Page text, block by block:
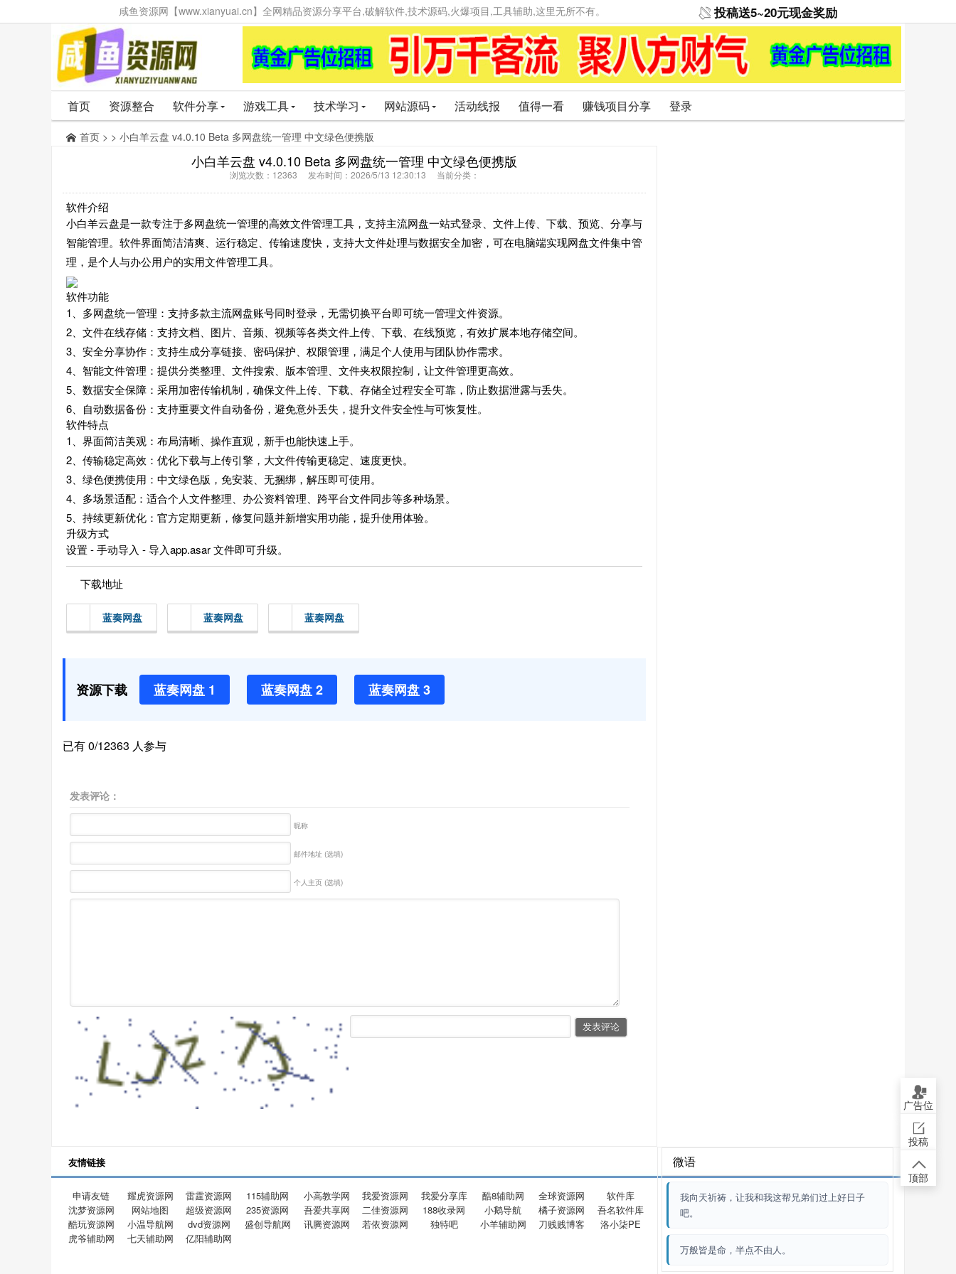
咸鱼资源网【www.xianyuai.cn】全网精品资源分享平台,破解软件,技术源码,火爆项目,工具辅助,这里无所不有。 投稿送5~20元现金奖励
首页 资源整合 软件分享 游戏工具 技术学习 网站源码 活动线报 值得一看 赚钱项目分享 登录
首页 > > 小白羊云盘 v4.0.10 Beta 多网盘统一管理 中文绿色便携版
小白羊云盘 v4.0.10 Beta 多网盘统一管理 中文绿色便携版
浏览次数：12363 发布时间：2026/5/13 12:30:13 当前分类：
软件介绍
小白羊云盘是一款专注于多网盘统一管理的高效文件管理工具，支持主流网盘一站式登录、文件上传、下载、预览、分享与
智能管理。软件界面简洁清爽、运行稳定、传输速度快，支持大文件处理与数据安全加密，可在电脑端实现网盘文件集中管
理，是个人与办公用户的实用文件管理工具。
软件功能
1、多网盘统一管理：支持多款主流网盘账号同时登录，无需切换平台即可统一管理文件资源。
2、文件在线存储：支持文档、图片、音频、视频等各类文件上传、下载、在线预览，有效扩展本地存储空间。
3、安全分享协作：支持生成分享链接、密码保护、权限管理，满足个人使用与团队协作需求。
4、智能文件管理：提供分类整理、文件搜索、版本管理、文件夹权限控制，让文件管理更高效。
5、数据安全保障：采用加密传输机制，确保文件上传、下载、存储全过程安全可靠，防止数据泄露与丢失。
6、自动数据备份：支持重要文件自动备份，避免意外丢失，提升文件安全性与可恢复性。
软件特点
1、界面简洁美观：布局清晰、操作直观，新手也能快速上手。
2、传输稳定高效：优化下载与上传引擎，大文件传输更稳定、速度更快。
3、绿色便携使用：中文绿色版，免安装、无捆绑，解压即可使用。
4、多场景适配：适合个人文件整理、办公资料管理、跨平台文件同步等多种场景。
5、持续更新优化：官方定期更新，修复问题并新增实用功能，提升使用体验。
升级方式
设置 - 手动导入 - 导入app.asar 文件即可升级。
下载地址
蓝奏网盘 蓝奏网盘 蓝奏网盘
资源下载 蓝奏网盘 1 蓝奏网盘 2 蓝奏网盘 3
已有 0/12363 人参与
发表评论：
昵称
邮件地址 (选填)
个人主页 (选填)
微语
我向天祈祷，让我和我这帮兄弟们过上好日子
吧。
万般皆是命，半点不由人。
友情链接
申请友链 耀虎资源网 雷霆资源网 115辅助网 小高教学网 我爱资源网 我爱分享库 酷8辅助网 全球资源网
软件库
沈梦资源网
网站地图 超级资源网 235资源网 吾爱共享网 二佳资源网 188收录网 小鹅导航 橘子资源网
吾名软件库
酷玩资源网
小温导航网 dvd资源网 盛创导航网 讯腾资源网 若依资源网 独特吧 小羊辅助网 刀贱贱博客
洛小柒PE
虎爷辅助网
七天辅助网 亿阳辅助网
广告位
投稿
顶部